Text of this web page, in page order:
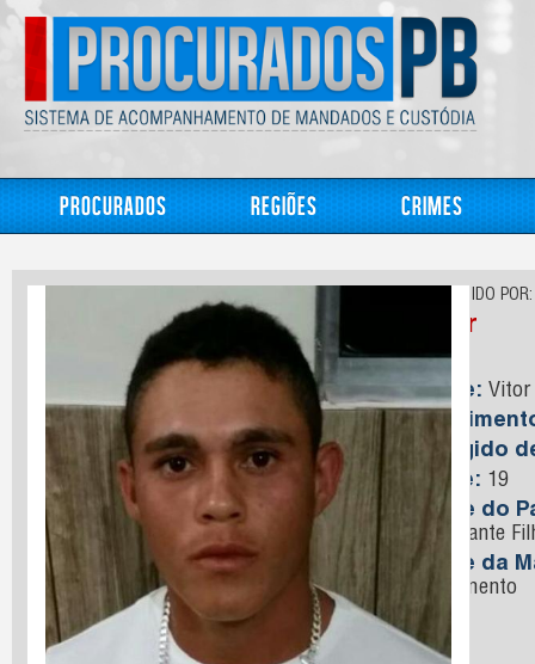
Procurados Regiões Crimes
CONHECIDO POR:
Vitor
Nome: Vitor
Foragido
Idade: 19
Nome do
Cavalcante
Nome da
Nascimento